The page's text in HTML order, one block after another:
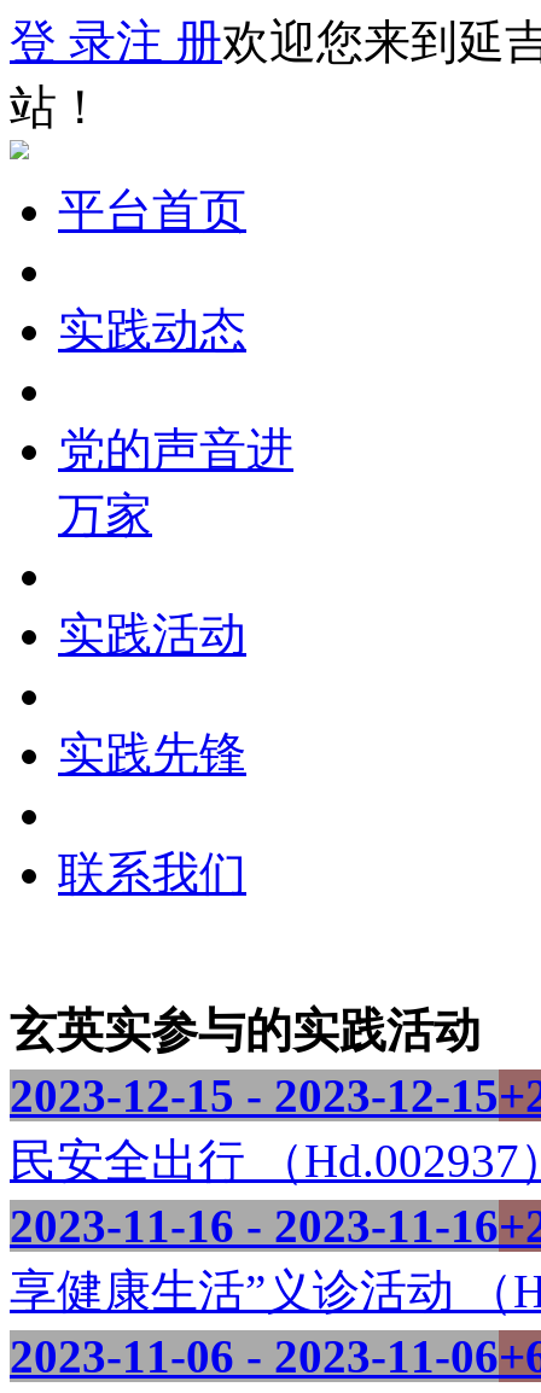
登 录注 册欢迎您来到延
站！
平台首页
实践动态
党的声音进
万家
实践活动
实践先锋
联系我们
玄英实参与的实践活动
2023-12-15 - 2023-12-15
民安全出行 （Hd.002937
2023-11-16 - 2023-11-16
享健康生活”义诊活动 （
2023-11-06 - 2023-11-06